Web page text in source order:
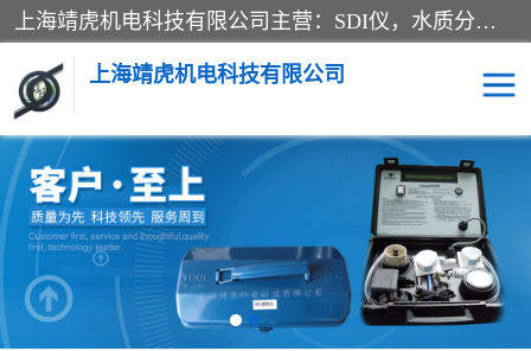
上海靖虎机电科技有限公司主营：SDI仪，水质分析仪，水质检测仪产品；上海靖虎机电科技有限公司在专业制造和研发等方面的强大的平台优势，利用自身在自动化仪表、自控系统及环保监测仪器的专长，以优良的技术，优越的产品质量和良好的服务质量与广大客户真诚合作。
上海靖虎机电科技有限公司
SDI仪 过滤膜过滤纸
PH电导测试笔 水质分析仪
水质检测仪 电导测试笔